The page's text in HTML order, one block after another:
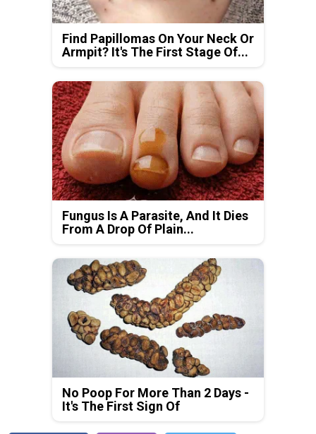
Find Papillomas On Your Neck Or
Armpit? It's The First Stage Of...
Fungus Is A Parasite, And It Dies
From A Drop Of Plain...
No Poop For More Than 2 Days -
It's The First Sign Of